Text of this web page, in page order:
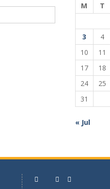
M
T
3
4
10
11
17
18
24
25
31
« Jul